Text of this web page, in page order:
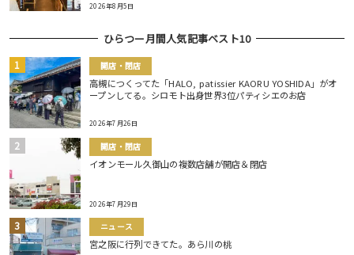
2026年8月5日
ひらつー月間人気記事ベスト10
開店・閉店
高槻につくってた「HALO, patissier KAORU YOSHIDA」がオ
ープンしてる。シロモト出身世界3位パティシエのお店
2026年7月26日
開店・閉店
イオンモール久御山の複数店舗が開店＆閉店
2026年7月29日
ニュース
宮之阪に行列できてた。あら川の桃